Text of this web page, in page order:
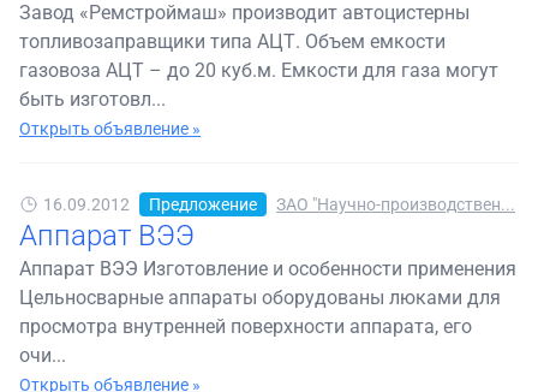
Завод «Ремстроймаш» производит автоцистерны
топливозаправщики типа АЦТ. Объем емкости
газовоза АЦТ – до 20 куб.м. Емкости для газа могут
быть изготовл...
Открыть объявление »
16.09.2012 Предложение ЗАО "Научно-производствен...
Аппарат ВЭЭ
Аппарат ВЭЭ Изготовление и особенности применения
Цельносварные аппараты оборудованы люками для
просмотра внутренней поверхности аппарата, его
очи...
Открыть объявление »